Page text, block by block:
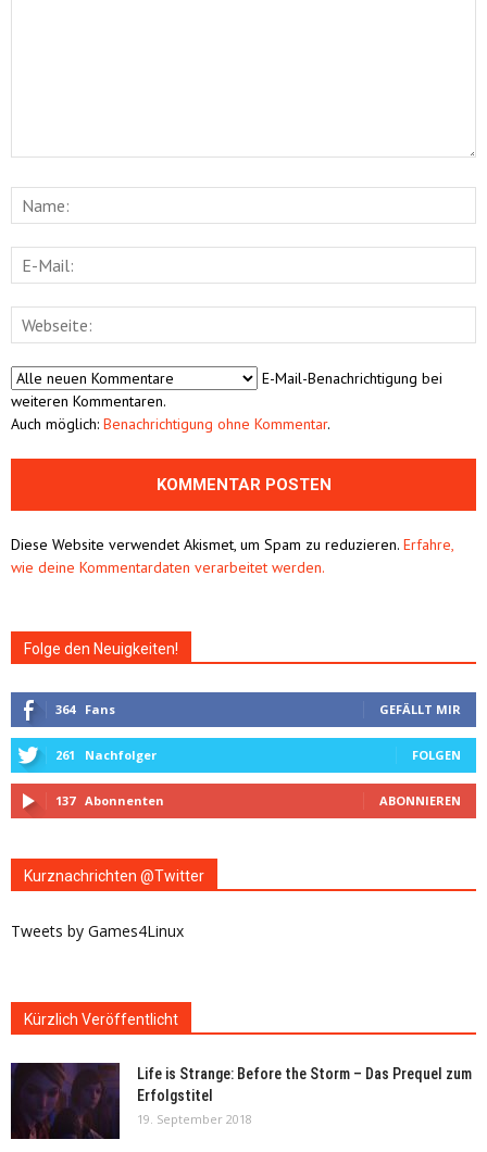
E-Mail-Benachrichtigung bei
weiteren Kommentaren.
Auch möglich: Benachrichtigung ohne Kommentar.
Alternative:
Diese Website verwendet Akismet, um Spam zu reduzieren. Erfahre,
wie deine Kommentardaten verarbeitet werden.
Folge den Neuigkeiten!
364 Fans GEFÄLLT MIR
261 Nachfolger FOLGEN
137 Abonnenten ABONNIEREN
Kurznachrichten @Twitter
Tweets by Games4Linux
Kürzlich Veröffentlicht
Life is Strange: Before the Storm – Das Prequel zum
Erfolgstitel
19. September 2018